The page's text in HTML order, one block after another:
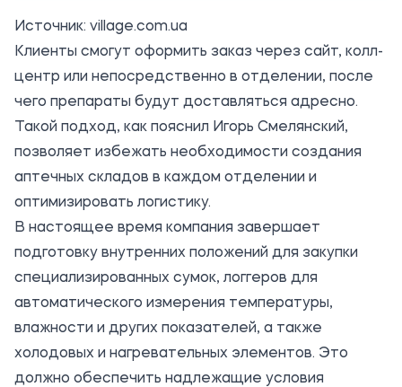
Источник: village.com.ua
Клиенты смогут оформить заказ через сайт, колл-
центр или непосредственно в отделении, после
чего препараты будут доставляться адресно.
Такой подход, как пояснил Игорь Смелянский,
позволяет избежать необходимости создания
аптечных складов в каждом отделении и
оптимизировать логистику.
В настоящее время компания завершает
подготовку внутренних положений для закупки
специализированных сумок, логгеров для
автоматического измерения температуры,
влажности и других показателей, а также
холодовых и нагревательных элементов. Это
должно обеспечить надлежащие условия